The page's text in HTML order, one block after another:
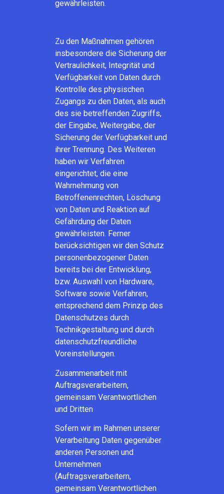
gewährleisten.
Zu den Maßnahmen gehören
insbesondere die Sicherung der
Vertraulichkeit, Integrität und
Verfügbarkeit von Daten durch
Kontrolle des physischen
Zugangs zu den Daten, als auch
des sie betreffenden Zugriffs,
der Eingabe, Weitergabe, der
Sicherung der Verfügbarkeit und
ihrer Trennung. Des Weiteren
haben wir Verfahren
eingerichtet, die eine
Wahrnehmung von
Betroffenenrechten, Löschung
von Daten und Reaktion auf
Gefährdung der Daten
gewährleisten. Ferner
berücksichtigen wir den Schutz
personenbezogener Daten
bereits bei der Entwicklung,
bzw. Auswahl von Hardware,
Software sowie Verfahren,
entsprechend dem Prinzip des
Datenschutzes durch
Technikgestaltung und durch
datenschutzfreundliche
Voreinstellungen.
Zusammenarbeit mit
Auftragsverarbeitern,
gemeinsam Verantwortlichen
und Dritten
Sofern wir im Rahmen unserer
Verarbeitung Daten gegenüber
anderen Personen und
Unternehmen
(Auftragsverarbeitern,
gemeinsam Verantwortlichen